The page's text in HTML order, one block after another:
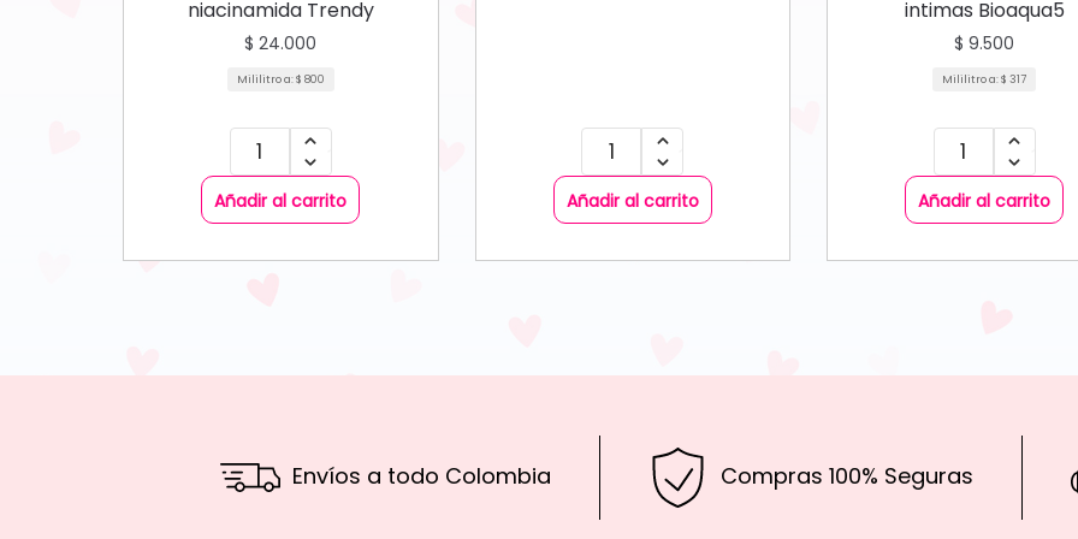
niacinamida Trendy
$ 24.000
Mililitro a:$ 800
Añadir al carrito Añadir al carrito
intimas Bioaqua5
$ 9.500
Mililitro a:$ 317
Añadir al carrito
Envíos a todo Colombia Compras 100% Seguras